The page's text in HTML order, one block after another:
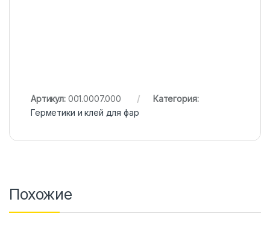
Артикул: 001.0007.000
Категория:
Герметики и клей для фар
Похожие